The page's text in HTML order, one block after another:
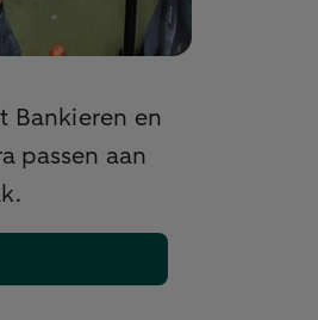
Bankieren en
passen aan